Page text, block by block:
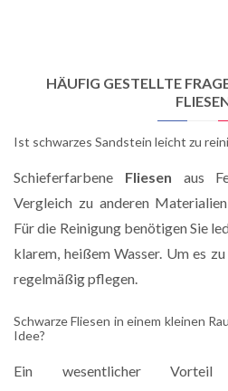
HÄUFIG GESTELLTE
Ist schwarzes Sandstein leicht zu
Schieferfarbene Fliesen aus
Vergleich zu anderen
Für die Reinigung benötigen Sie
klarem, heißem Wasser. Um es
regelmäßig pflegen.
Schwarze Fliesen in einem kleinen
Idee?
Ein wesentlicher